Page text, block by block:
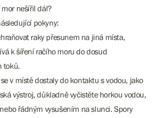
mor nešířil dál?
pokyny:
raky přesunem na jiná místa,
k šíření račího moru do dosud
toků.
v místě dostaly do kontaktu s vodou, jako
výstroj, důkladně vyčistěte horkou vodou,
řádným vysušením na slunci. Spory